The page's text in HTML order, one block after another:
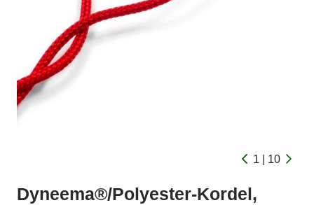
1 | 10
Dyneema®/Polyester-Kordel,